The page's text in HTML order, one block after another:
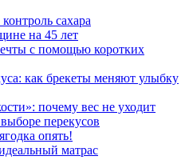
сахара
на 45 лет
с помощью коротких
как брекеты меняют улыбку
почему вес не уходит
перекусов
опять!
матрас